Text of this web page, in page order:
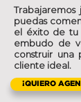
puedas
el éxito de tu
embudo de
construir una
cliente ideal.
¡QUIERO